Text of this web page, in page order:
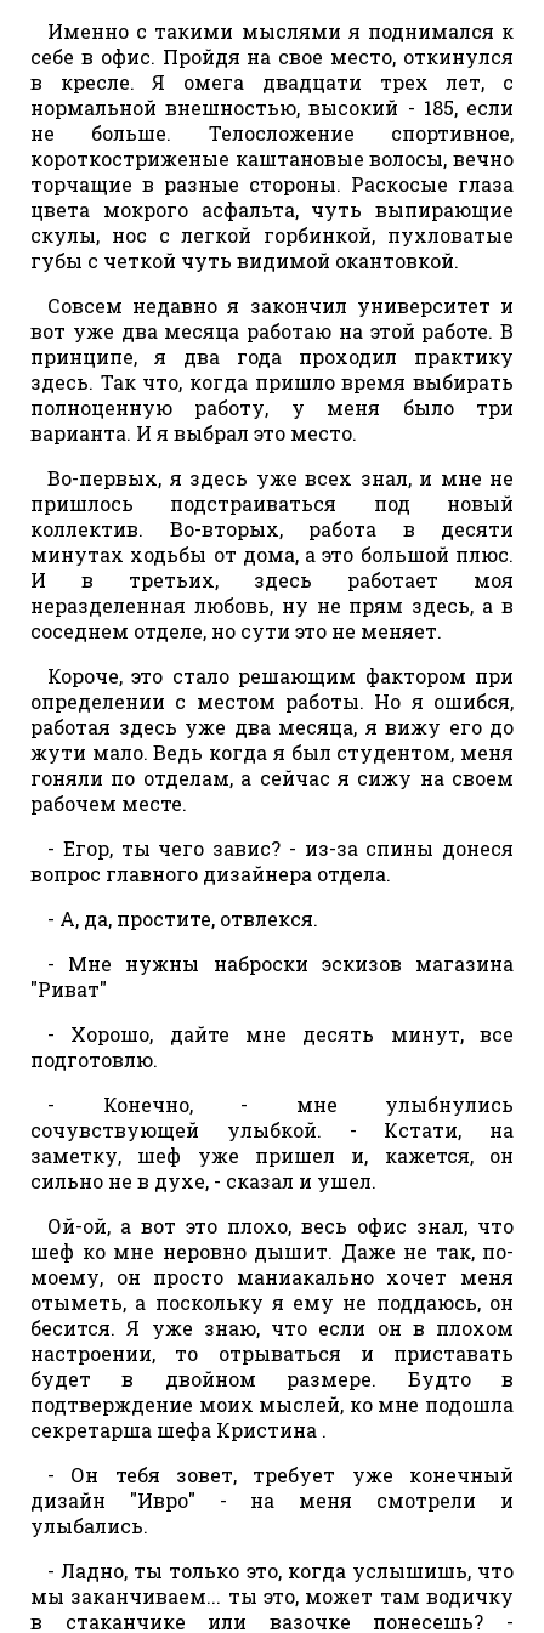
Именно с такими мыслями я поднимался к
себе в офис. Пройдя на свое место, откинулся
в кресле. Я омега двадцати трех лет, с
нормальной внешностью, высокий - 185, если
не больше. Телосложение спортивное,
короткостриженые каштановые волосы, вечно
торчащие в разные стороны. Раскосые глаза
цвета мокрого асфальта, чуть выпирающие
скулы, нос с легкой горбинкой, пухловатые
губы с четкой чуть видимой окантовкой.
Совсем недавно я закончил университет и
вот уже два месяца работаю на этой работе. В
принципе, я два года проходил практику
здесь. Так что, когда пришло время выбирать
полноценную работу, у меня было три
варианта. И я выбрал это место.
Во-первых, я здесь уже всех знал, и мне не
пришлось подстраиваться под новый
коллектив. Во-вторых, работа в десяти
минутах ходьбы от дома, а это большой плюс.
И в третьих, здесь работает моя
неразделенная любовь, ну не прям здесь, а в
соседнем отделе, но сути это не меняет.
Короче, это стало решающим фактором при
определении с местом работы. Но я ошибся,
работая здесь уже два месяца, я вижу его до
жути мало. Ведь когда я был студентом, меня
гоняли по отделам, а сейчас я сижу на своем
рабочем месте.
- Егор, ты чего завис? - из-за спины донеся
вопрос главного дизайнера отдела.
- А, да, простите, отвлекся.
- Мне нужны наброски эскизов магазина
"Риват"
- Хорошо, дайте мне десять минут, все
подготовлю.
- Конечно, - мне улыбнулись
сочувствующей улыбкой. - Кстати, на
заметку, шеф уже пришел и, кажется, он
сильно не в духе, - сказал и ушел.
Ой-ой, а вот это плохо, весь офис знал, что
шеф ко мне неровно дышит. Даже не так, по-
моему, он просто маниакально хочет меня
отыметь, а поскольку я ему не поддаюсь, он
бесится. Я уже знаю, что если он в плохом
настроении, то отрываться и приставать
будет в двойном размере. Будто в
подтверждение моих мыслей, ко мне подошла
секретарша шефа Кристина .
- Он тебя зовет, требует уже конечный
дизайн "Ивро" - на меня смотрели и
улыбались.
- Ладно, ты только это, когда услышишь, что
мы заканчиваем... ты это, может там водичку
в стаканчике или вазочке понесешь? -